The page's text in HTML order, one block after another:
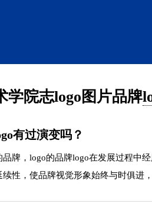
学院志logo图片品牌
有过演变吗？
牌，logo的品牌logo在发展过程中
性，使品牌视觉形象始终与时俱进，